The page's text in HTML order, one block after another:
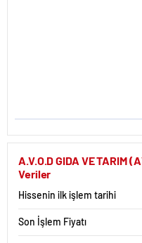
A.V.O.D GIDA VE TARIM
Veriler
Hissenin ilk işlem tarihi
Son İşlem Fiyatı